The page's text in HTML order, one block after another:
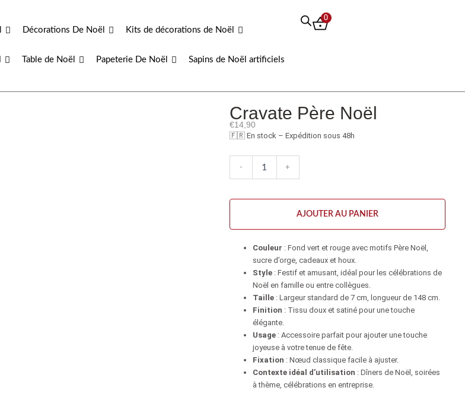
Décorations De Noël Kits de décorations de Noël
Table de Noël Papeterie De Noël Sapins de Noël artificiels
0
Cravate Père Noël
€14,90
🇫🇷 En stock – Expédition sous 48h
- +
AJOUTER AU PANIER
Couleur : Fond vert et rouge avec motifs Père Noël,
sucre d’orge, cadeaux et houx.
Style: Festif et amusant, idéal pour les célébrations de
Noël en famille ou entre collègues.
Taille: Largeur standard de 7 cm, longueur de 148 cm.
Finition : Tissu doux et satiné pour une touche
élégante.
Usage: Accessoire parfait pour ajouter une touche
joyeuse à votre tenue de fête.
Fixation : Nœud classique facile à ajuster.
Contexte idéal d’utilisation : Dîners de Noël, soirées
à thème, célébrations en entreprise.